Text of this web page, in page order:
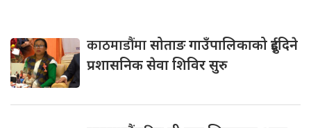
काठमाडौंमासोताङ गाउँपालिकाको दुईदिने
प्रशासनिक सेवा शिविर सुरु